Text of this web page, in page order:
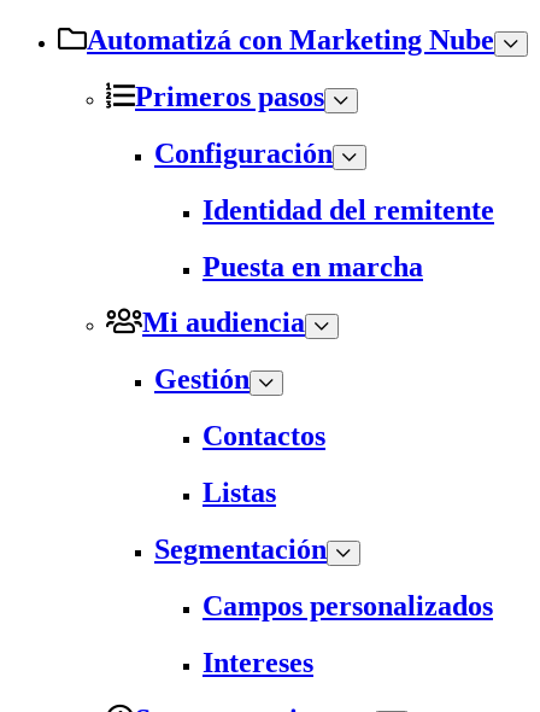
Automatizá con Marketing Nube
Primeros pasos
Configuración
Identidad del remitente
Puesta en marcha
Mi audiencia
Gestión
Contactos
Listas
Segmentación
Campos personalizados
Intereses